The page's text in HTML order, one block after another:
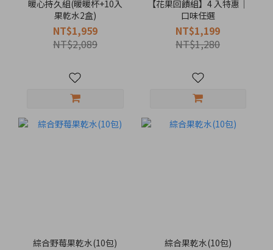
暖心持久組(暖暖杯+10入
果乾水2盒)
NT$1,959
NT$2,089
【花果回饋組】4 入特惠｜
口味任選
NT$1,199
NT$1,280
綜合野莓果乾水(10包) 綜合果乾水(10包)